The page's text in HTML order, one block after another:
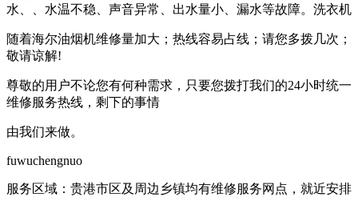
水、、水温不稳、声音异常、出水量小、漏水等故障。洗衣机
随着海尔油烟机维修量加大；热线容易占线；请您多拨几次；
敬请谅解!
尊敬的用户不论您有何种需求，只要您拨打我们的24小时统一
维修服务热线，剩下的事情
由我们来做。
fuwuchengnuo
服务区域：贵港市区及周边乡镇均有维修服务网点，就近安排